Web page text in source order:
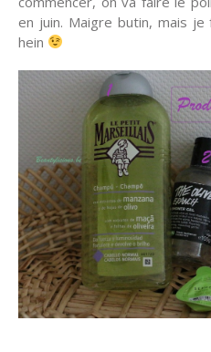
en juin. Maigre butin, mais
hein